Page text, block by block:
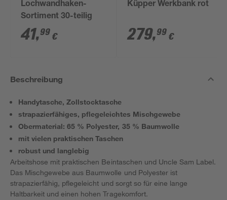
Lochwandhaken-
Sortiment 30-teilig
41,99 €
Küpper Werkbank rot
279,99 €
Beschreibung
Handytasche, Zollstocktasche
strapazierfähiges, pflegeleichtes Mischgewebe
Obermaterial: 65 % Polyester, 35 % Baumwolle
mit vielen praktischen Taschen
robust und langlebig
Arbeitshose mit praktischen Beintaschen und Uncle Sam Label.
Das Mischgewebe aus Baumwolle und Polyester ist
strapazierfähig, pflegeleicht und sorgt so für eine lange
Haltbarkeit und einen hohen Tragekomfort.